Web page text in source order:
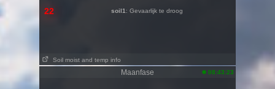
22 soil1 : Gevaarlijk te droog
Soil moist and temp info
Maanfase 08:43:23